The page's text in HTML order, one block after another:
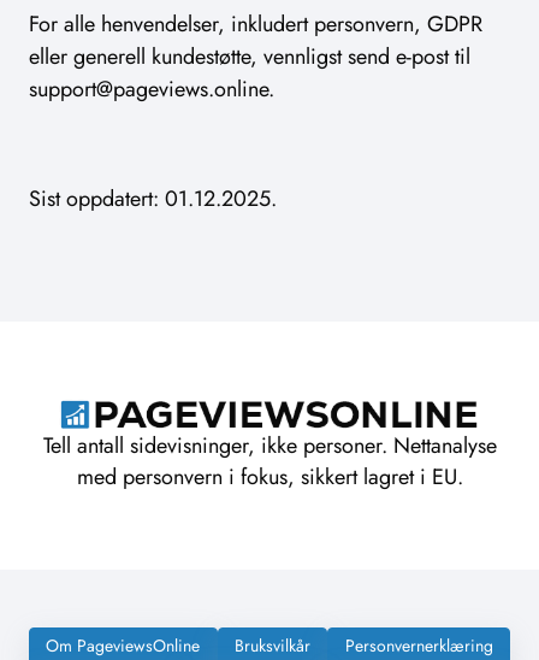
For alle henvendelser, inkludert personvern, GDPR
eller generell kundestøtte, vennligst send e-post til
support@pageviews.online.
Sist oppdatert: 01.12.2025.
Tell antall sidevisninger, ikke personer. Nettanalyse
med personvern i fokus, sikkert lagret i EU.
Om PageviewsOnline Bruksvilkår Personvernerklæring